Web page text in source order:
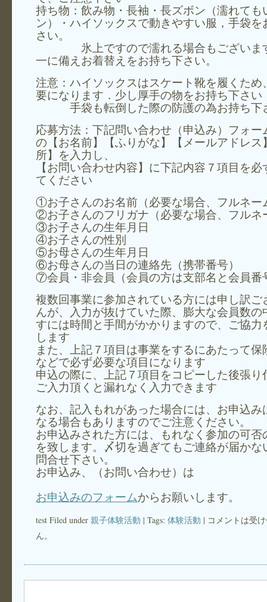
持ち物：飲み物・長袖・長ズボン（濡れても
ン）・ハイソックスで動きやすい服，手袋を
さい。
氷上ですので濡れる場合もございま
一に備えお着替えをお持ち下さい。
注意：ハイソックスはスケート靴を履くため
要になります．少し厚手の物をお持ち下さい
手袋も転倒した際の防護の為お持ち下
応募方法：下記問い合わせ（申込み）フォー
の【お名前】【ふりがな】【メールアドレス
所】を入力し、
【お問い合わせ内容】に下記内容７項目を必
てください
①お子さんのお名前（必要な場合、フルネー
②お子さんのフリガナ（必要な場合、フルネ
③お子さんの生年月日
④お子さんの性別
⑤お母さんの生年月日
⑥お母さんの当日の連絡先（携帯番号）
⑦会員・非会員（会員の方は支部名と会員番
複数回事業に参加されている方には申し訳ご
んが、入力が抜けていた際、膨大な会員数の
すには時間と手間がかかりますので、ご協力
します
また、上記７項目は事業をするにあたって保
などで必ず必要な項目になります
申込の際に、上記７項目をコピーした後張り
ご入力頂くと漏れなく入力できます
なお、記入もれがあった場合には、お申込み
なる場合もありますのでご注意ください。
お申込みされた方には、もれなく参加の可否
を致します。〆切を過ぎてもご連絡が届かな
問合せ下さい。
お申込み、（お問い合わせ）は
お申込みのフォームからお願いします。
test Filed under 親子体験活動 | Tags: 体験活動 | コメントは受
ん。